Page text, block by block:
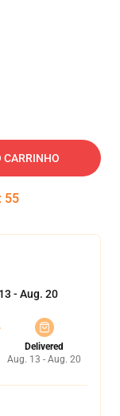
CARRINHO
: 54
- Aug. 20
Delivered
Aug. 13 - Aug. 20